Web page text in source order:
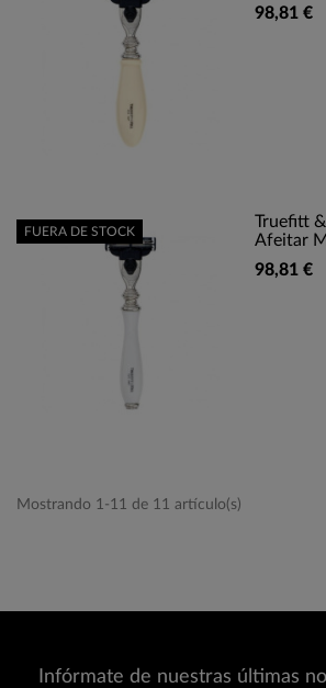
98,81 €
Truefitt
Afeitar
98,81 €
FUERA DE STOCK
Mostrando 1-11 de 11 artículo(s)
Infórmate de nuestras últimas